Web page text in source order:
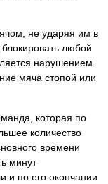
не ударяя им в
любой
нарушением.
мяча стопой или
которая по
количество
времени
минут
и по его окончании